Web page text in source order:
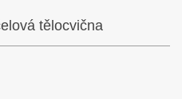
tělocvična